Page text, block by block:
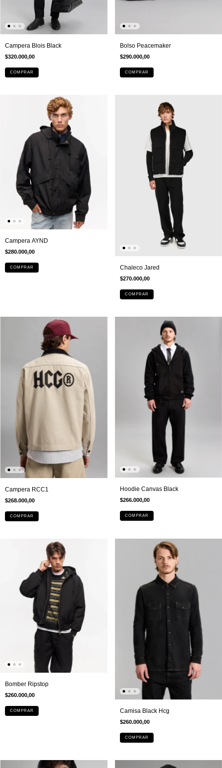
Campera Blois Black
$320.000,00
COMPRAR
Bolso Peacemaker
$290.000,00
COMPRAR
Campera AYND
$280.000,00
COMPRAR Chaleco Jared
$270.000,00
COMPRAR
Campera RCC1
$268.000,00
COMPRAR
Hoodie Canvas Black
$266.000,00
COMPRAR
Bomber Ripstop
$260.000,00
COMPRAR Camisa Black Hcg
$260.000,00
COMPRAR